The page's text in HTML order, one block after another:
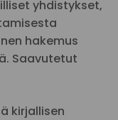
yhdistykset,
hakemus
Saavutetut
kirjallisen